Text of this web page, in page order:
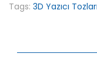
Tags: 3D Yazıcı Tozları